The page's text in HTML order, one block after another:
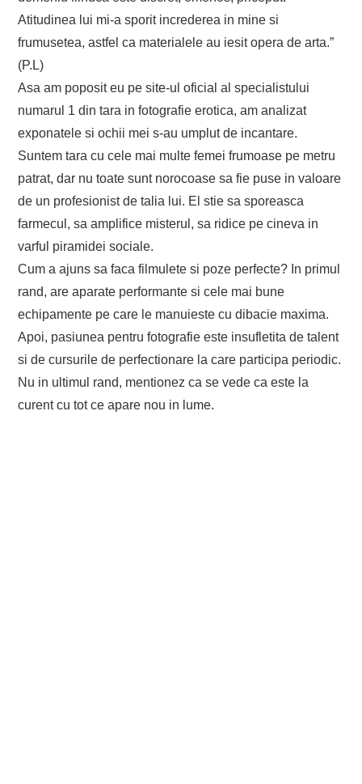
Atitudinea lui mi-a sporit increderea in mine si
frumusetea, astfel ca materialele au iesit opera de arta.”
(P.L)
Asa am poposit eu pe site-ul oficial al specialistului
numarul 1 din tara in fotografie erotica, am analizat
exponatele si ochii mei s-au umplut de incantare.
Suntem tara cu cele mai multe femei frumoase pe metru
patrat, dar nu toate sunt norocoase sa fie puse in valoare
de un profesionist de talia lui. El stie sa sporeasca
farmecul, sa amplifice misterul, sa ridice pe cineva in
varful piramidei sociale.
Cum a ajuns sa faca filmulete si poze perfecte? In primul
rand, are aparate performante si cele mai bune
echipamente pe care le manuieste cu dibacie maxima.
Apoi, pasiunea pentru fotografie este insufletita de talent
si de cursurile de perfectionare la care participa periodic.
Nu in ultimul rand, mentionez ca se vede ca este la
curent cu tot ce apare nou in lume.